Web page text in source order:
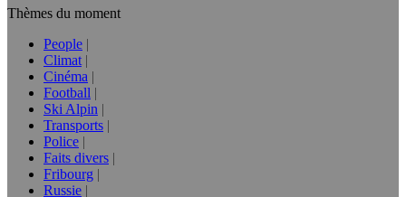
Thèmes du moment
People
Climat
Cinéma
Football
Ski Alpin
Transports
Police
Faits divers
Fribourg
Russie